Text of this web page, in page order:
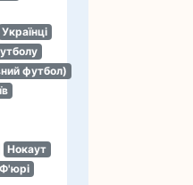
Українці
футбол)
Нокаут